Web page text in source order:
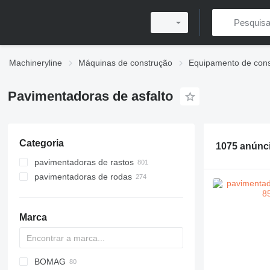
Machineryline Máquinas de construção Equipamento de
Pavimentadoras de asfalto
Categoria
pavimentadoras de rastos
pavimentadoras de rodas
Marca
Titan
AFT
VFA
CS
BOMAG
1075